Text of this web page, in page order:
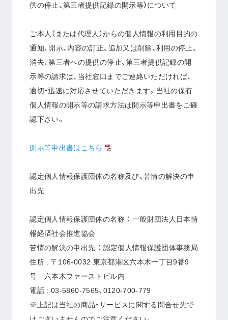
供の停止、第三者提供記録の開示等）について
ご本人（または代理人）からの個人情報の利用目的の
通知、開示、内容の訂正、追加又は削除、利用の停止、
消去、第三者への提供の停止、第三者提供記録の開
示等の請求は、当社窓口までご連絡いただければ、
適切・迅速に対応させていただきます。当社の保有
個人情報の開示等の請求方法は開示等申出書をご確
認下さい。
開示等申出書はこちら
認定個人情報保護団体の名称及び、苦情の解決の申
出先
認定個人情報保護団体の名称 ： 一般財団法人日本情
報経済社会推進協会
苦情の解決の申出先 ： 認定個人情報保護団体事務局
住所 : 〒106-0032 東京都港区六本木一丁目9番9
号 六本木ファーストビル内
電話 : 03-5860-7565、0120-700-779
※上記は当社の商品・サービスに関する問合せ先で